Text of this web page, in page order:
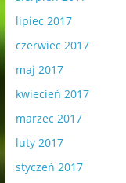
lipiec 2017
czerwiec 2017
maj 2017
kwiecień 2017
marzec 2017
luty 2017
styczeń 2017